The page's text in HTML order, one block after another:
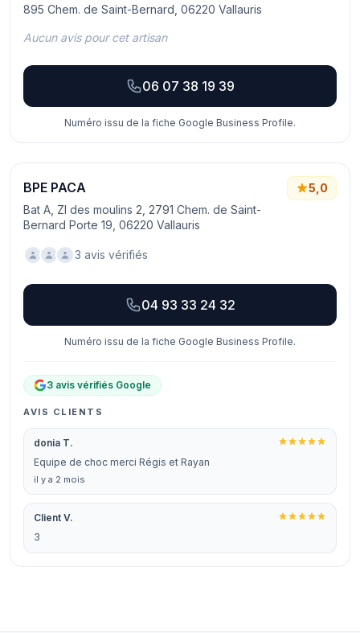
895 Chem. de Saint-Bernard, 06220 Vallauris
Aucun avis pour cet artisan
06 07 38 19 39
Numéro issu de la fiche Google Business Profile.
BPE PACA
Bat A, ZI des moulins 2, 2791 Chem. de Saint-
Bernard Porte 19, 06220 Vallauris
5,0
3 avis vérifiés
04 93 33 24 32
Numéro issu de la fiche Google Business Profile.
3 avis vérifiés Google
AVIS CLIENTS
donia T.
Equipe de choc merci Régis et Rayan
il y a 2 mois
Client V.
3